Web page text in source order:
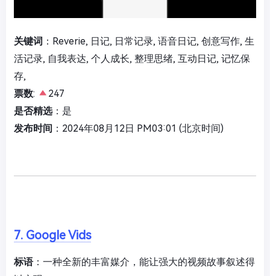
关键词 ：Reverie, 日记, 日常记录, 语音日记, 创意写作, 生
活记录, 自我表达, 个人成长, 整理思绪, 互动日记, 记忆保
存,
票数:
247
是否精选：是
发布时间 ：2024年08月12日 PM03:01 (北京时间)
7. Google Vids
标语：一种全新的丰富媒介，能让强大的视频故事叙述得